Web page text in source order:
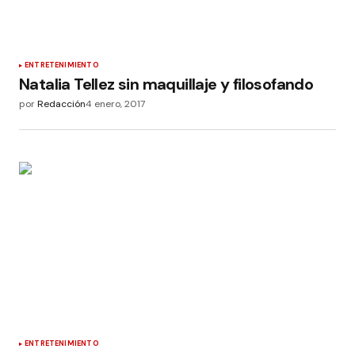
ENTRETENIMIENTO
Natalia Tellez sin maquillaje y filosofando
porRedacción4 enero, 2017
ENTRETENIMIENTO